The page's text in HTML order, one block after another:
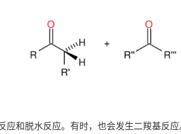
应和脱水反应。有时，也会发生二羧基反